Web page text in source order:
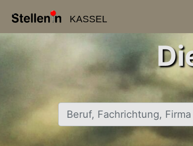
KASSEL
Beruf, Fachrichtung, Firma